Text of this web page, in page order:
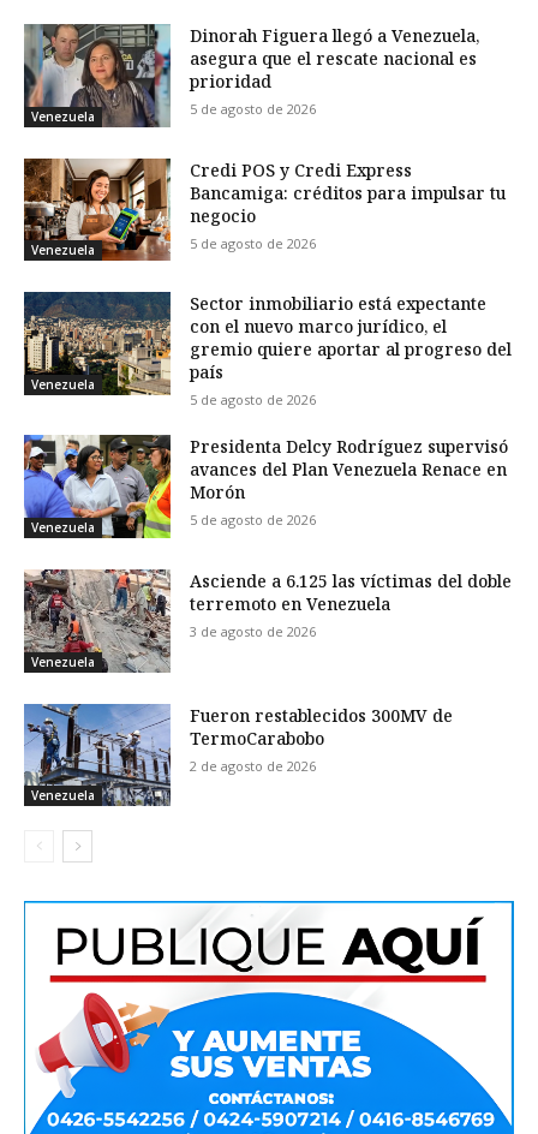
Venezuela
Dinorah Figuera llegó a Venezuela,
asegura que el rescate nacional es
prioridad
5 de agosto de 2026
Venezuela
Credi POS y Credi Express
Bancamiga: créditos para impulsar tu
negocio
5 de agosto de 2026
Venezuela
Sector inmobiliario está expectante
con el nuevo marco jurídico, el
gremio quiere aportar al progreso del
país
5 de agosto de 2026
Venezuela
Presidenta Delcy Rodríguez supervisó
avances del Plan Venezuela Renace en
Morón
5 de agosto de 2026
Venezuela
Asciende a 6.125 las víctimas del doble
terremoto en Venezuela
3 de agosto de 2026
Venezuela
Fueron restablecidos 300MV de
TermoCarabobo
2 de agosto de 2026